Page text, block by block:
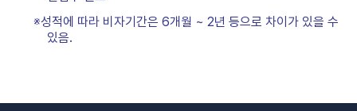
※성적에 따라 비자기간은 6개월 ~ 2년 등으로 차이가 있을 수
있음.